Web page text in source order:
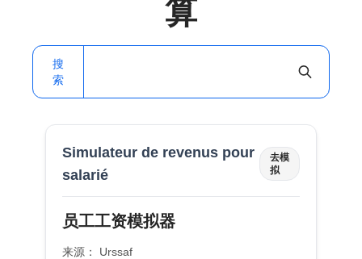
算
搜
索
Simulateur de revenus pour
salarié
去模
拟
员工工资模拟器
来源： Urssaf